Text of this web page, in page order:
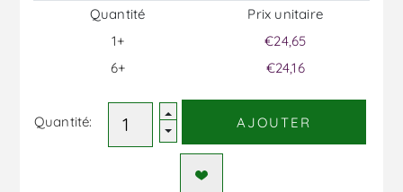
Quantité
1+
6+
Prix ​​unitaire
€24,65
€24,16
Quantité: AJOUTER